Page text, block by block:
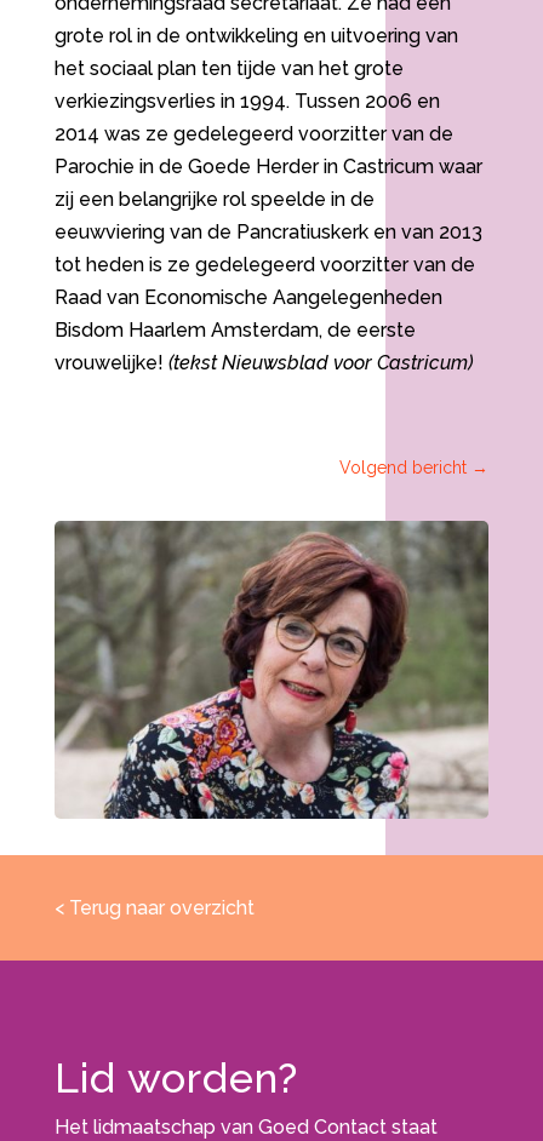
grote rol in de ontwikkeling en uitvoering van
het sociaal plan ten tijde van het grote
verkiezingsverlies in 1994. Tussen 2006 en
2014 was ze gedelegeerd voorzitter van de
Parochie in de Goede Herder in Castricum waar
zij een belangrijke rol speelde in de
eeuwviering van de Pancratiuskerk en van 2013
tot heden is ze gedelegeerd voorzitter van de
Raad van Economische Aangelegenheden
Bisdom Haarlem Amsterdam, de eerste
vrouwelijke! (tekst Nieuwsblad voor Castricum)
Volgend bericht →
< Terug naar overzicht
Lid worden?
Het lidmaatschap van Goed Contact staat